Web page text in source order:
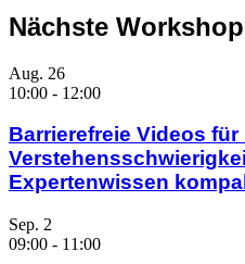
Nächste
Aug. 26
10:00 - 12:00
Barrierefreie Videos
Expertenwissen
Sep. 2
09:00 - 11:00